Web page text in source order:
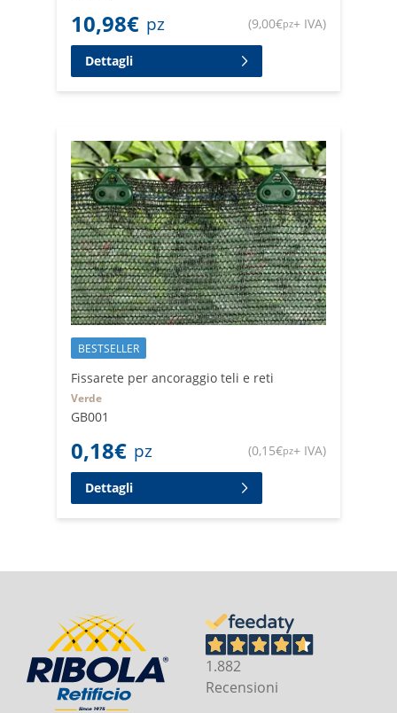
10,98€ pz (9,00€pz+ IVA)
Dettagli
BESTSELLER
Fissarete per ancoraggio teli e reti
Verde
GB001
0,18€ pz (0,15€pz+ IVA)
Dettagli
1.882
Recensioni